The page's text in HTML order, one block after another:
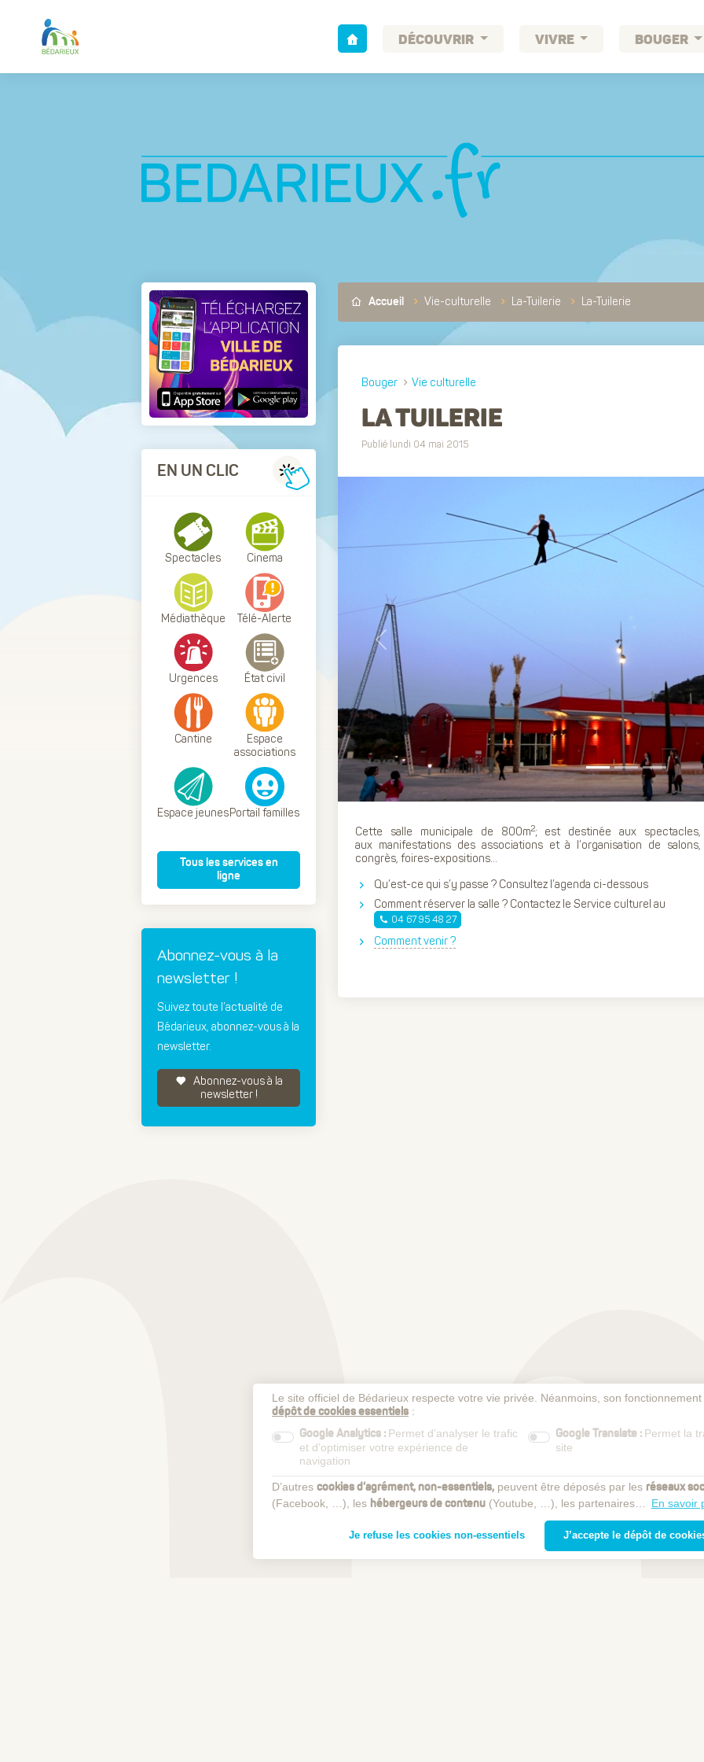
Le site officiel de Bédarieux respecte votre vie privée. Néanmoins, son
dépôt de cookies essentiels :
Google Analytics : Permet d’analyser le trafic
et d’optimiser votre expérience de
navigation
Google Translate : Permet la
site
D’autres cookies d’agrément, non-essentiels, peuvent être déposés par les réseaux
(Facebook, …), les hébergeurs de contenu (Youtube, …), les partenaires… En savoir
Je refuse les cookies non-essentiels J’accepte le dépôt de
DÉCOUVRIR VIVRE BOUGER
EN UN CLIC
Spectacles Cinema
Médiathèque Télé-Alerte
Urgences État civil
Cantine
Espace
associations
Espace jeunesPortail familles
Tous les services en
ligne
Abonnez-vous à la
newsletter !
Suivez toute l’actualité de
Bédarieux, abonnez-vous à la
newsletter.
Abonnez-vous à la
newsletter !
Accueil Vie-culturelle La-Tuilerie La-Tuilerie
Bouger Vie culturelle
LA TUILERIE
Publié lundi 04 mai 2015
Previous
Cette salle municipale de 800m2; est destinée aux spectacles,
aux manifestations des associations et à l’organisation de salons,
congrès, foires-expositions...
Qu’est-ce qui s’y passe ? Consultez l’agenda ci-dessous
Comment réserver la salle ? Contactez le Service culturel au
04 67 95 48 27
Comment venir ?